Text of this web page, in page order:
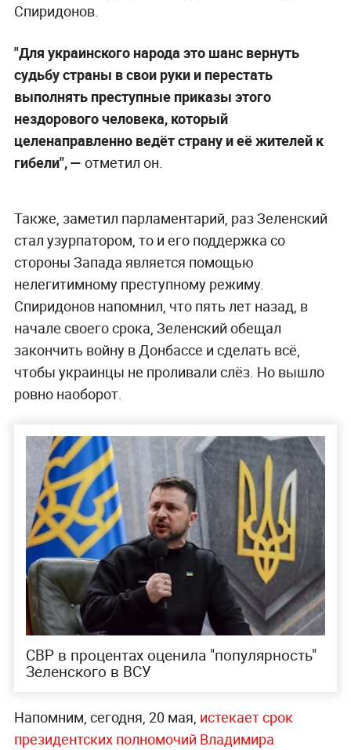
Спиридонов.
"Для украинского народа это шанс вернуть
судьбу страны в свои руки и перестать
выполнять преступные приказы этого
нездорового человека, который
целенаправленно ведёт страну и её жителей к
гибели", — отметил он.
Также, заметил парламентарий, раз Зеленский
стал узурпатором, то и его поддержка со
стороны Запада является помощью
нелегитимному преступному режиму.
Спиридонов напомнил, что пять лет назад, в
начале своего срока, Зеленский обещал
закончить войну в Донбассе и сделать всё,
чтобы украинцы не проливали слёз. Но вышло
ровно наоборот.
СВР в процентах оценила "популярность"
Зеленского в ВСУ
Напомним, сегодня, 20 мая, истекает срок
президентских полномочий Владимира